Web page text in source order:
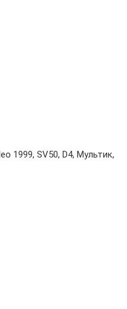
1999, SV50, D4, Мультик,